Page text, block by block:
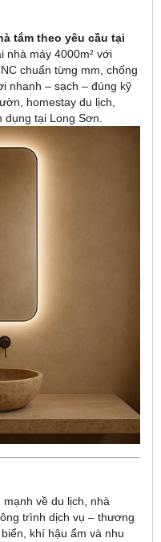
tắm theo yêu cầu tại
nhà máy 4000m² với
chuẩn từng mm, chống
nhanh – sạch – đúng kỹ
homestay du lịch,
tại Long Sơn.
về du lịch, nhà
trình dịch vụ – thương
khí hậu ẩm và nhu